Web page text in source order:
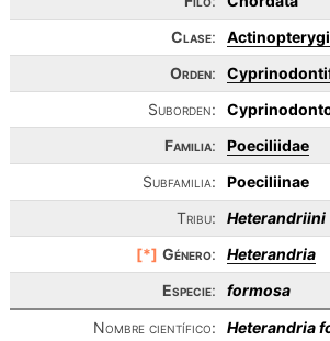
Clase:
Orden:
Suborden:
Familia:
Poeciliidae
Subfamilia:
Poeciliinae
Tribu:
Heterandriini
[*] Género:
Heterandria
Especie:
formosa
Nombre científico:
Heterandria